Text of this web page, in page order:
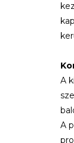
A
A